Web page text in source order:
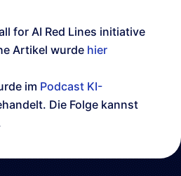
for AI Red Lines initiative
Artikel wurde hier
im Podcast KI-
Die Folge kannst